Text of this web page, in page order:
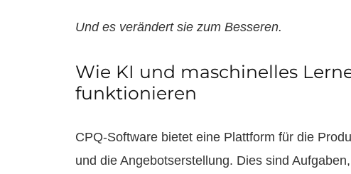
Und es verändert sie zum Besseren.
Wie KI und maschinelles
funktionieren
CPQ-Software bietet eine Plattform für die
und die Angebotserstellung. Dies sind